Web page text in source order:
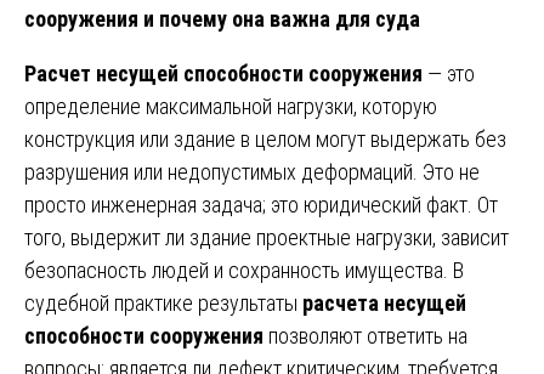
сооружения и почему она важна для суда
Расчет несущей способности сооружения — это
определение максимальной нагрузки, которую
конструкция или здание в целом могут выдержать без
разрушения или недопустимых деформаций. Это не
просто инженерная задача; это юридический факт. От
того, выдержит ли здание проектные нагрузки, зависит
безопасность людей и сохранность имущества. В
судебной практике результаты расчета несущей
способности сооружения позволяют ответить на
вопросы: является ли дефект критическим, требуется